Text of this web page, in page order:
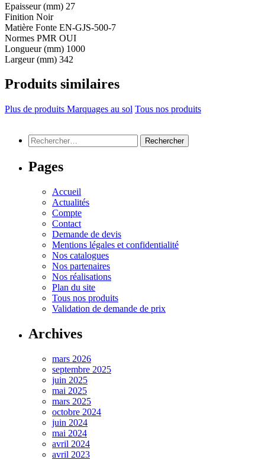
Epaisseur (mm) 27
Finition Noir
Matière Fonte EN-GJS-500-7
Normes PMR OUI
Longueur (mm) 1000
Largeur (mm) 342
Produits similaires
Plus de produits Marquages au sol Tous nos produits
Rechercher :
Pages
Accueil
Actualités
Compte
Contact
Demande de devis
Mentions légales et confidentialité
Nos catalogues
Nos partenaires
Nos réalisations
Plan du site
Tous nos produits
Validation de demande de prix
Archives
mars 2026
septembre 2025
juin 2025
mai 2025
mars 2025
octobre 2024
juin 2024
mai 2024
avril 2024
avril 2023